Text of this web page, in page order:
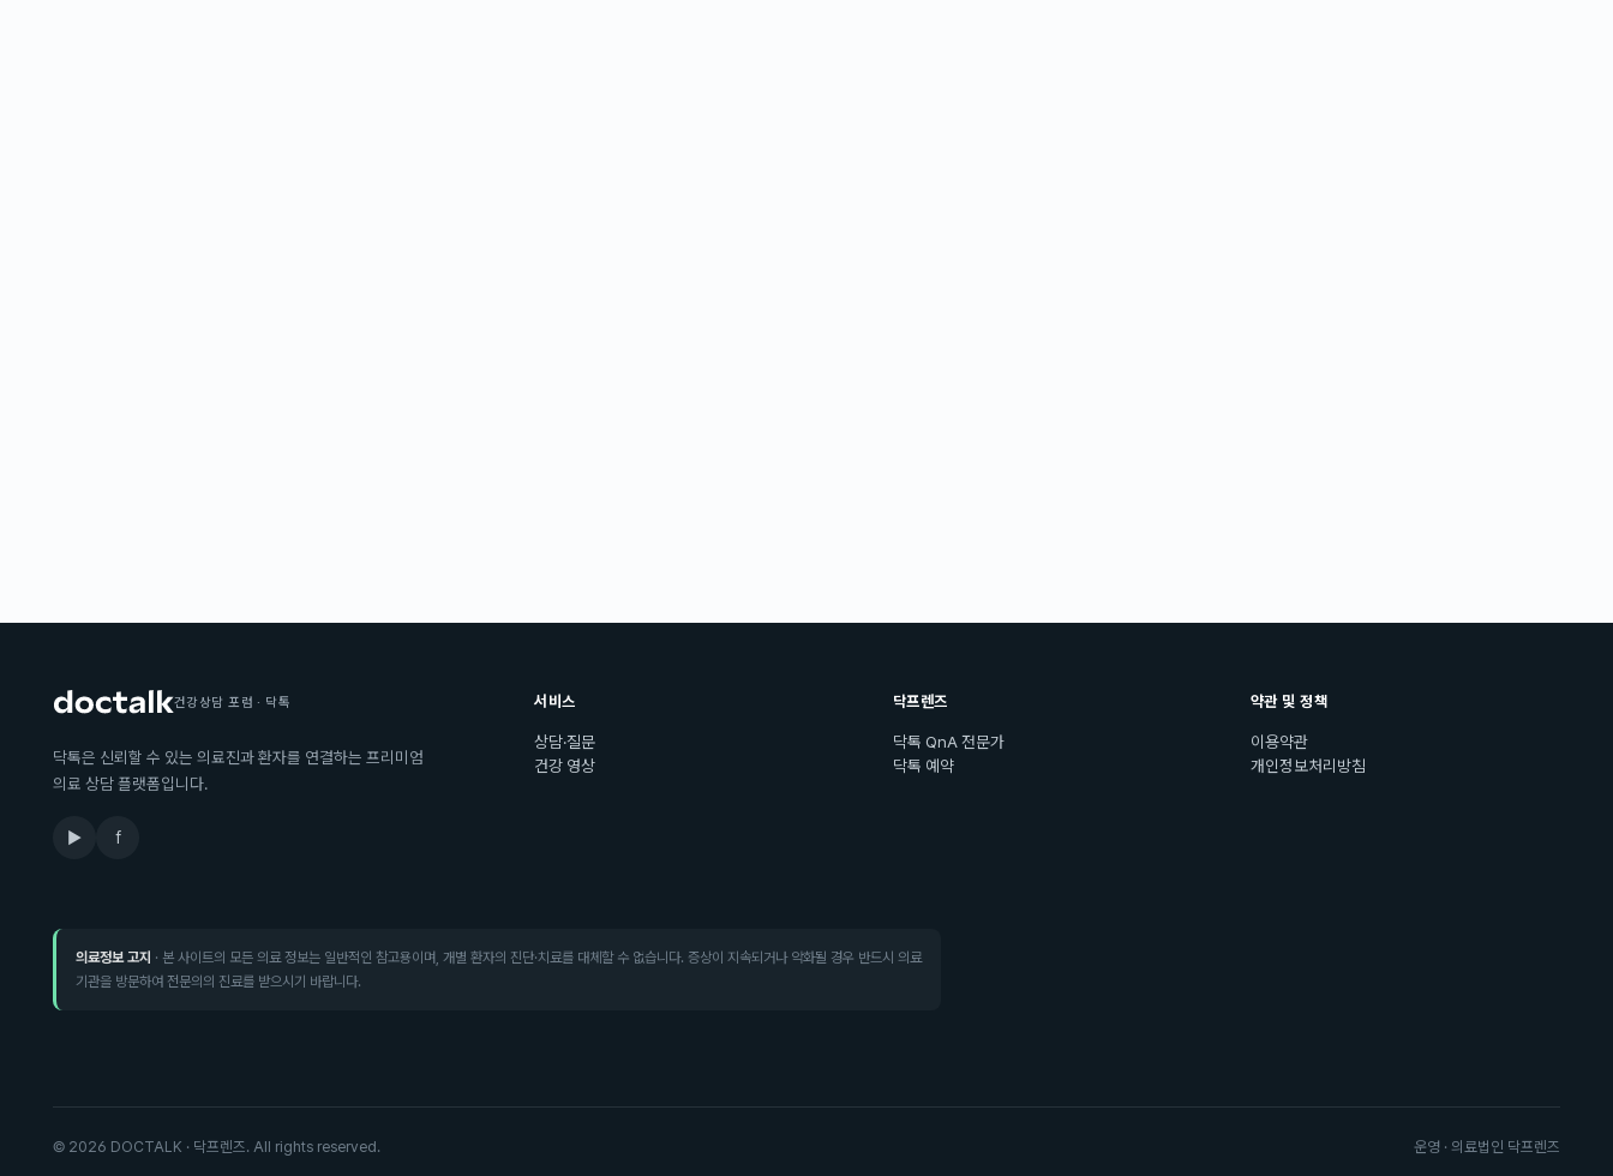
건강상담 포럼 · 닥톡
닥톡은 신뢰할 수 있는 의료진과 환자를 연결하는 프리미엄
의료 상담 플랫폼입니다.
▶ f
서비스
상담·질문
건강 영상
닥프렌즈
닥톡 QnA 전문가
닥톡 예약
약관 및 정책
이용약관
개인정보처리방침
의료정보 고지 · 본 사이트의 모든 의료 정보는 일반적인 참고용이며, 개별 환자의 진단·치료를 대체할 수 없습니다. 증상이 지속되거나 악화될 경우 반드시 의료
기관을 방문하여 전문의의 진료를 받으시기 바랍니다.
© 2026 DOCTALK · 닥프렌즈. All rights reserved. 운영 · 의료법인 닥프렌즈